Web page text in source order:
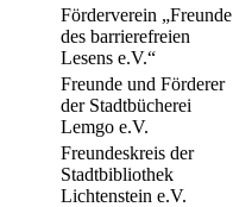
Förderverein „Freunde
des barrierefreien
Lesens e.V.“
Freunde und Förderer
der Stadtbücherei
Lemgo e.V.
Freundeskreis der
Stadtbibliothek
Lichtenstein e.V.